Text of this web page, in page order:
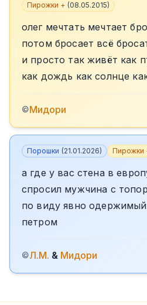
Пирожки + (08.05.2015)
олег мечтать мечтает
потом бросает всё
и просто так живёт как
как дождь как солнце
©Мидори
Порошки (21.01.2026) Пирожки
а где у вас стена в
спросил мужчина с
по виду явно одержимый
петром
©Л.М. & Мидори